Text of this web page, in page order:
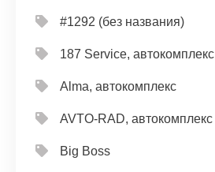
#1292 (без названия)
187 Service, автокомплекс
Alma, автокомплекс
AVTO-RAD, автокомплекс
Big Boss